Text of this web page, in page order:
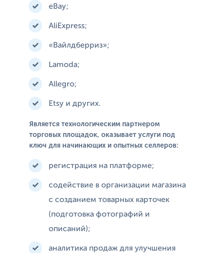
eBay;
AliExpress;
«Вайлдберриз»;
Lamoda;
Allegro;
Etsy и других.
Является технологическим партнером
торговых площадок, оказывает услуги под
ключ для начинающих и опытных селлеров:
регистрация на платформе;
содействие в организации магазина
с созданием товарных карточек
(подготовка фотографий и
описаний);
аналитика продаж для улучшения